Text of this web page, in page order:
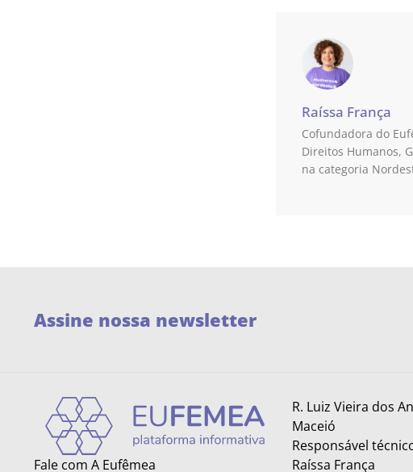
Raíssa França
Cofundadora do
Direitos Humanos,
na categoria
Assine nossa newsletter
Fale com A Eufêmea
R. Luiz Vieira dos
Maceió
Responsável
Raíssa França